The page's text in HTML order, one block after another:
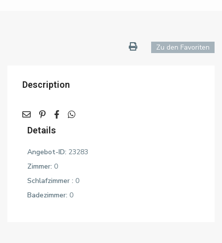
Zu den Favoriten
Description
Details
Angebot-ID: 23283
Zimmer: 0
Schlafzimmer : 0
Badezimmer: 0